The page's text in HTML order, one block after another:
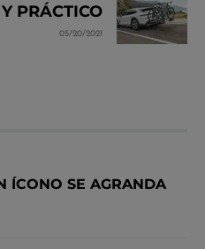
PRÁCTICO
05/20/2021
ÍCONO SE AGRANDA